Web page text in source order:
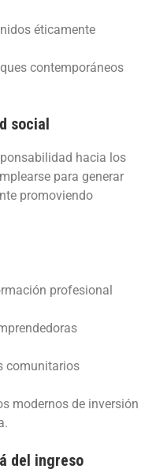
éticamente
contemporáneos
social
hacia los
para generar
promoviendo
profesional
comunitarios
modernos de inversión
del ingreso